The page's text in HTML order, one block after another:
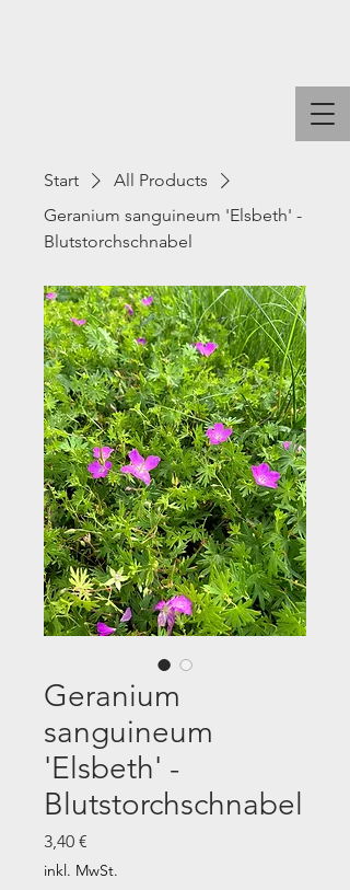
Start
All Products
Geranium sanguineum 'Elsbeth' -
Blutstorchschnabel
Geranium
sanguineum
'Elsbeth' -
Blutstorchschnabel
3,40 €
inkl. MwSt.